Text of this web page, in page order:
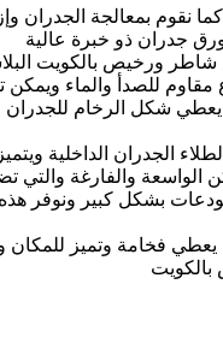
نقوم بمعالجة الجدران
جدران ذو خبرة عالية
شاطر ورخيص بالكويت
مقاوم للصدأ والماء
يعطي شكل الرخام
الجدران الداخلية
الواسعة والفارغة والتي
بشكل كبير ونوفر
يعطي فخامة وتميز
بالكويت